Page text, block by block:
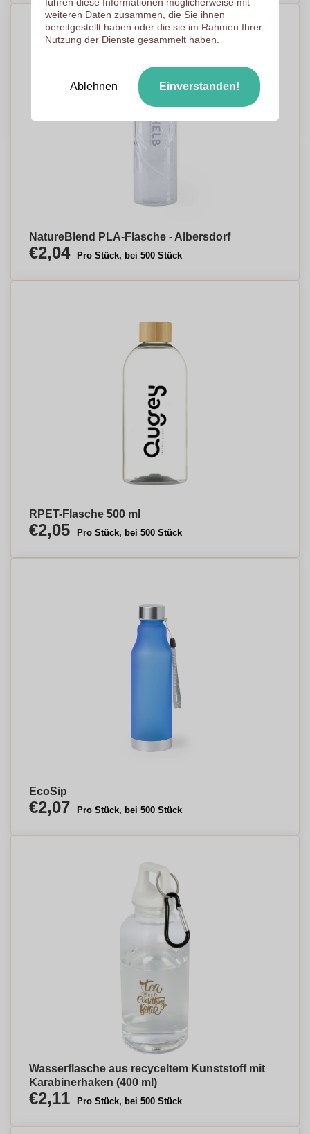
NatureBlend PLA-Flasche - Albersdorf
€2,04 Pro Stück, bei 500 Stück
RPET-Flasche 500 ml
€2,05 Pro Stück, bei 500 Stück
EcoSip
€2,07 Pro Stück, bei 500 Stück
Wasserflasche aus recyceltem Kunststoff mit
Karabinerhaken (400 ml)
€2,11 Pro Stück, bei 500 Stück
weiteren Daten zusammen, die Sie ihnen
bereitgestellt haben oder die sie im Rahmen Ihrer
Nutzung der Dienste gesammelt haben.
Ablehnen Einverstanden!